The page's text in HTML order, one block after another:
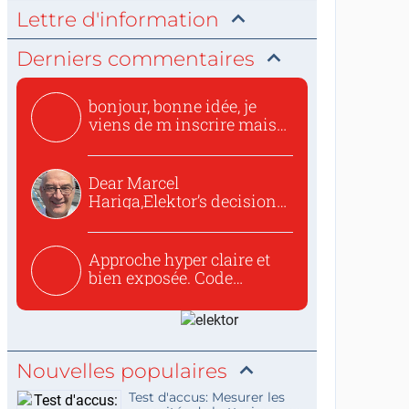
Lettre d'information
Derniers commentaires
bonjour, bonne idée, je
viens de m inscrire mais
Dear Marcel
Hariga,Elektor’s decision
Approche hyper claire et
bien exposée. Code
Nouvelles populaires
Test d'accus: Mesurer les